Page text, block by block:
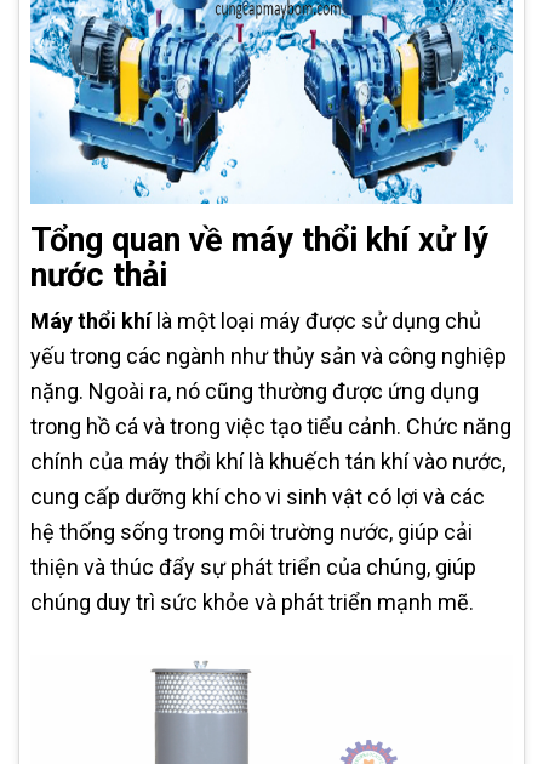
Tổng quan về máy thổi khí xử lý
nước thải
Máy thổi khílà một loại máy được sử dụng chủ
yếu trong các ngành như thủy sản và công nghiệp
nặng. Ngoài ra, nó cũng thường được ứng dụng
trong hồ cá và trong việc tạo tiểu cảnh. Chức năng
chính của máy thổi khí là khuếch tán khí vào nước,
cung cấp dưỡng khí cho vi sinh vật có lợi và các
hệ thống sống trong môi trường nước, giúp cải
thiện và thúc đẩy sự phát triển của chúng, giúp
chúng duy trì sức khỏe và phát triển mạnh mẽ.